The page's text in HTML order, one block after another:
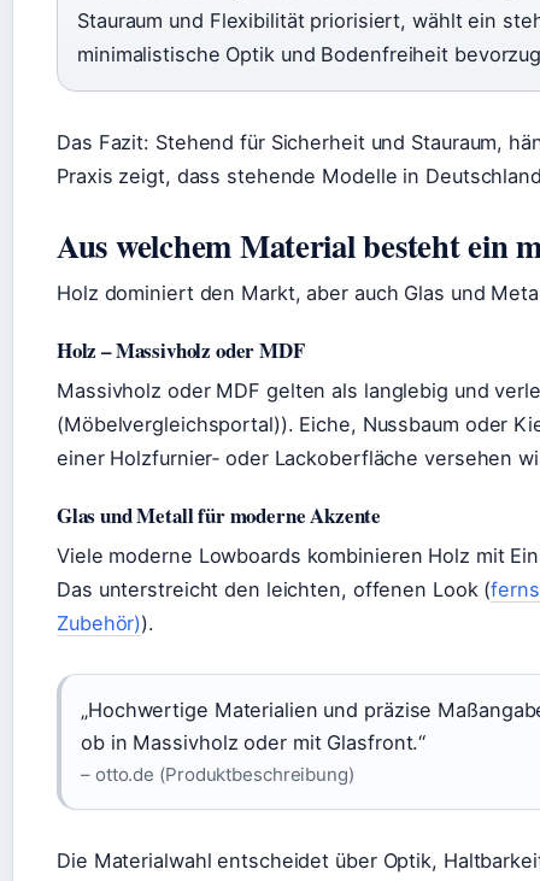
Stauraum und Flexibilität priorisiert, wählt ein
minimalistische Optik und Bodenfreiheit
Das Fazit: Stehend für Sicherheit und Stauraum,
Praxis zeigt, dass stehende Modelle in
Aus welchem Material besteht ein
Holz dominiert den Markt, aber auch Glas und
Holz – Massivholz oder MDF
Massivholz oder MDF gelten als langlebig und
(Möbelvergleichsportal)). Eiche, Nussbaum oder
einer Holzfurnier‑ oder Lackoberfläche versehen
Glas und Metall für moderne Akzente
Viele moderne Lowboards kombinieren Holz mit
Das unterstreicht den leichten, offenen Look (
Zubehör)).
„Hochwertige Materialien und präzise
ob in Massivholz oder mit Glasfront.“
– otto.de (Produktbeschreibung)
Die Materialwahl entscheidet über Optik,